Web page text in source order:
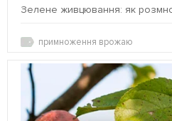
Зелене живцювання: як
примноження врожаю